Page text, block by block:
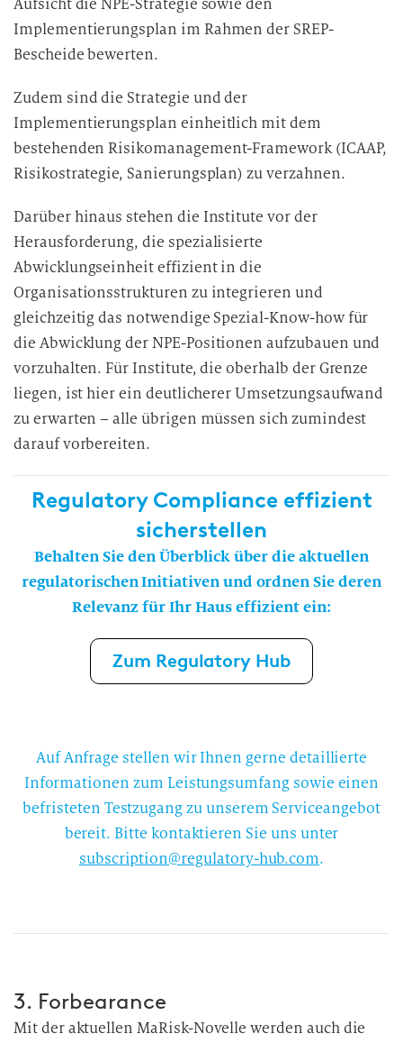
Aufsicht die NPE-Strategie sowie den
Implementierungsplan im Rahmen der SREP-
Bescheide bewerten.
Zudem sind die Strategie und der
Implementierungsplan einheitlich mit dem
bestehenden Risikomanagement-Framework (ICAAP,
Risikostrategie, Sanierungsplan) zu verzahnen.
Darüber hinaus stehen die Institute vor der
Herausforderung, die spezialisierte
Abwicklungseinheit effizient in die
Organisationsstrukturen zu integrieren und
gleichzeitig das notwendige Spezial-Know-how für
die Abwicklung der NPE-Positionen aufzubauen und
vorzuhalten. Für Institute, die oberhalb der Grenze
liegen, ist hier ein deutlicherer Umsetzungsaufwand
zu erwarten – alle übrigen müssen sich zumindest
darauf vorbereiten.
Regulatory Compliance effizient
sicherstellen
Behalten Sie den Überblick über die aktuellen
regulatorischen Initiativen und ordnen Sie deren
Relevanz für Ihr Haus effizient ein:
Zum Regulatory Hub
Auf Anfrage stellen wir Ihnen gerne detaillierte
Informationen zum Leistungsumfang sowie einen
befristeten Testzugang zu unserem Serviceangebot
bereit. Bitte kontaktieren Sie uns unter
subscription@regulatory-hub.com.
3. Forbearance
Mit der aktuellen MaRisk-Novelle werden auch die